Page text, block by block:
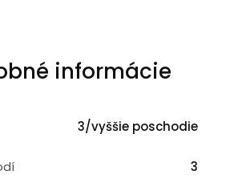
informácie
3/vyššie poschodie
3